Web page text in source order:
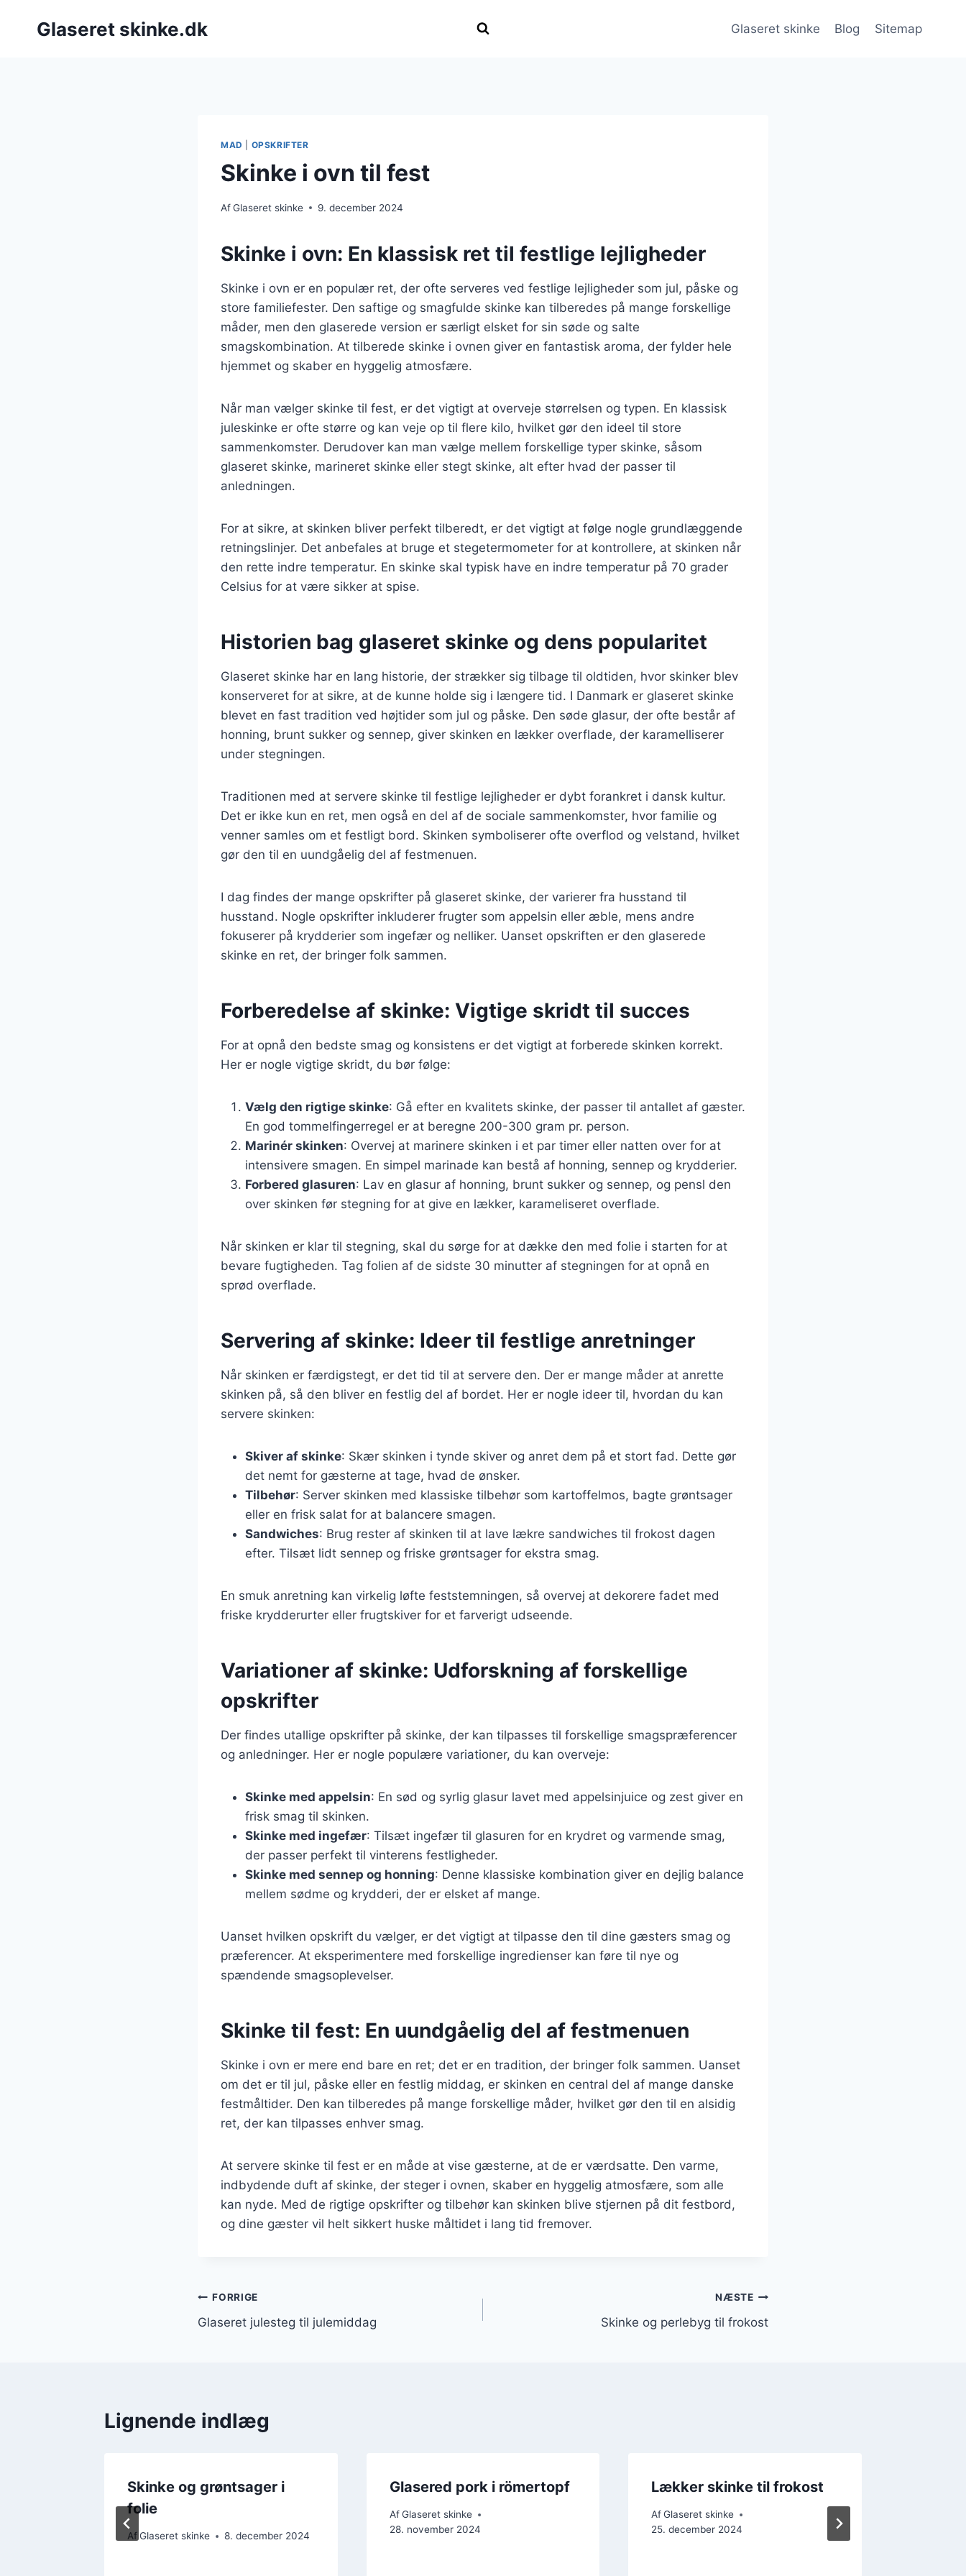
Glaseret skinke.dk Glaseret skinke Blog Sitemap
MAD OPSKRIFTER
Skinke i ovn til fest
AfGlaseret skinke 9. december 2024
Skinke i ovn: En klassisk ret til festlige lejligheder
Skinke i ovn er en populær ret, der ofte serveres ved festlige lejligheder som jul, påske og
store familiefester. Den saftige og smagfulde skinke kan tilberedes på mange forskellige
måder, men den glaserede version er særligt elsket for sin søde og salte
smagskombination. At tilberede skinke i ovnen giver en fantastisk aroma, der fylder hele
hjemmet og skaber en hyggelig atmosfære.
Når man vælger skinke til fest, er det vigtigt at overveje størrelsen og typen. En klassisk
juleskinke er ofte større og kan veje op til flere kilo, hvilket gør den ideel til store
sammenkomster. Derudover kan man vælge mellem forskellige typer skinke, såsom
glaseret skinke, marineret skinke eller stegt skinke, alt efter hvad der passer til
anledningen.
For at sikre, at skinken bliver perfekt tilberedt, er det vigtigt at følge nogle grundlæggende
retningslinjer. Det anbefales at bruge et stegetermometer for at kontrollere, at skinken når
den rette indre temperatur. En skinke skal typisk have en indre temperatur på 70 grader
Celsius for at være sikker at spise.
Historien bag glaseret skinke og dens popularitet
Glaseret skinke har en lang historie, der strækker sig tilbage til oldtiden, hvor skinker blev
konserveret for at sikre, at de kunne holde sig i længere tid. I Danmark er glaseret skinke
blevet en fast tradition ved højtider som jul og påske. Den søde glasur, der ofte består af
honning, brunt sukker og sennep, giver skinken en lækker overflade, der karamelliserer
under stegningen.
Traditionen med at servere skinke til festlige lejligheder er dybt forankret i dansk kultur.
Det er ikke kun en ret, men også en del af de sociale sammenkomster, hvor familie og
venner samles om et festligt bord. Skinken symboliserer ofte overflod og velstand, hvilket
gør den til en uundgåelig del af festmenuen.
I dag findes der mange opskrifter på glaseret skinke, der varierer fra husstand til
husstand. Nogle opskrifter inkluderer frugter som appelsin eller æble, mens andre
fokuserer på krydderier som ingefær og nelliker. Uanset opskriften er den glaserede
skinke en ret, der bringer folk sammen.
Forberedelse af skinke: Vigtige skridt til succes
For at opnå den bedste smag og konsistens er det vigtigt at forberede skinken korrekt.
Her er nogle vigtige skridt, du bør følge:
Vælg den rigtige skinke: Gå efter en kvalitets skinke, der passer til antallet af gæster.
En god tommelfingerregel er at beregne 200-300 gram pr. person.
Marinér skinken: Overvej at marinere skinken i et par timer eller natten over for at
intensivere smagen. En simpel marinade kan bestå af honning, sennep og krydderier.
Forbered glasuren: Lav en glasur af honning, brunt sukker og sennep, og pensl den
over skinken før stegning for at give en lækker, karameliseret overflade.
Når skinken er klar til stegning, skal du sørge for at dække den med folie i starten for at
bevare fugtigheden. Tag folien af de sidste 30 minutter af stegningen for at opnå en
sprød overflade.
Servering af skinke: Ideer til festlige anretninger
Når skinken er færdigstegt, er det tid til at servere den. Der er mange måder at anrette
skinken på, så den bliver en festlig del af bordet. Her er nogle ideer til, hvordan du kan
servere skinken:
Skiver af skinke: Skær skinken i tynde skiver og anret dem på et stort fad. Dette gør
det nemt for gæsterne at tage, hvad de ønsker.
Tilbehør: Server skinken med klassiske tilbehør som kartoffelmos, bagte grøntsager
eller en frisk salat for at balancere smagen.
Sandwiches: Brug rester af skinken til at lave lækre sandwiches til frokost dagen
efter. Tilsæt lidt sennep og friske grøntsager for ekstra smag.
En smuk anretning kan virkelig løfte feststemningen, så overvej at dekorere fadet med
friske krydderurter eller frugtskiver for et farverigt udseende.
Variationer af skinke: Udforskning af forskellige
opskrifter
Der findes utallige opskrifter på skinke, der kan tilpasses til forskellige smagspræferencer
og anledninger. Her er nogle populære variationer, du kan overveje:
Skinke med appelsin: En sød og syrlig glasur lavet med appelsinjuice og zest giver en
frisk smag til skinken.
Skinke med ingefær: Tilsæt ingefær til glasuren for en krydret og varmende smag,
der passer perfekt til vinterens festligheder.
Skinke med sennep og honning: Denne klassiske kombination giver en dejlig balance
mellem sødme og krydderi, der er elsket af mange.
Uanset hvilken opskrift du vælger, er det vigtigt at tilpasse den til dine gæsters smag og
præferencer. At eksperimentere med forskellige ingredienser kan føre til nye og
spændende smagsoplevelser.
Skinke til fest: En uundgåelig del af festmenuen
Skinke i ovn er mere end bare en ret; det er en tradition, der bringer folk sammen. Uanset
om det er til jul, påske eller en festlig middag, er skinken en central del af mange danske
festmåltider. Den kan tilberedes på mange forskellige måder, hvilket gør den til en alsidig
ret, der kan tilpasses enhver smag.
At servere skinke til fest er en måde at vise gæsterne, at de er værdsatte. Den varme,
indbydende duft af skinke, der steger i ovnen, skaber en hyggelig atmosfære, som alle
kan nyde. Med de rigtige opskrifter og tilbehør kan skinken blive stjernen på dit festbord,
og dine gæster vil helt sikkert huske måltidet i lang tid fremover.
Indlægsnavigation
FORRIGE
Glaseret julesteg til julemiddag
NÆSTE
Skinke og perlebyg til frokost
Lignende indlæg
Skinke og grøntsager i
folie
AfGlaseret skinke 8. december 2024
Glasered pork i römertopf
Af Glaseret skinke
28. november 2024
Lækker skinke til frokost
Af Glaseret skinke
25. december 2024